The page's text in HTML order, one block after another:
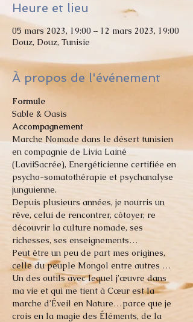
Heure et lieu
05 mars 2023, 19:00 – 12 mars 2023, 19:00
Douz, Douz, Tunisie
À propos de l'événement
Formule
Sable & Oasis
Accompagnement
Marche Nomade dans le désert tunisien
en compagnie de Livia Lainé
(LaviiSacrée), Energéticienne certifiée en
psycho-somatothérapie et psychanalyse
junguienne.
Depuis plusieurs années, je nourris un
rêve, celui de rencontrer, côtoyer, re
découvrir la culture nomade, ses
richesses, ses enseignements…
Peut être un peu de part mes origines,
celle du peuple Mongol entre autres …
Un des outils avec lequel j’œuvre dans
ma vie et qui me tient à Cœur est la
marche d’Éveil en Nature…parce que je
crois en la magie des Éléments, de la